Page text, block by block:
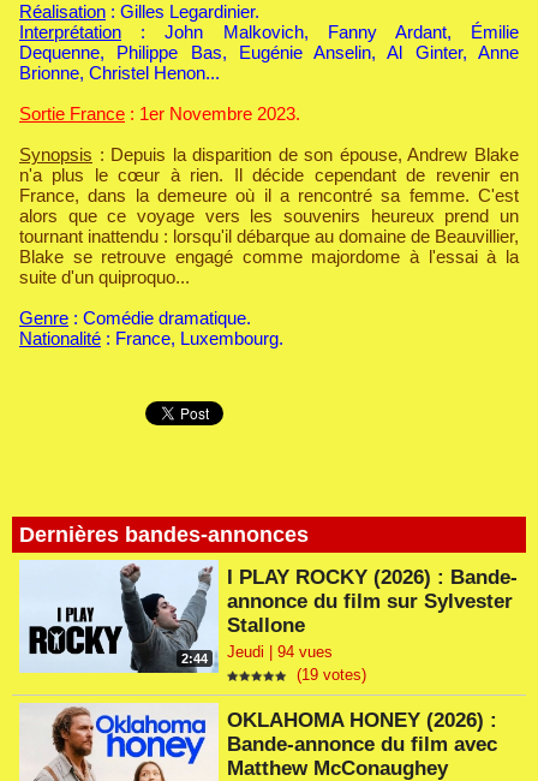
Dernières bandes-annonces
2:44
I PLAY ROCKY (2026) : Bande-
annonce du film sur Sylvester
Stallone
Jeudi | 94 vues
(19 votes)
OKLAHOMA HONEY (2026) :
Bande-annonce du film avec
Matthew McConaughey
Réalisation : Gilles Legardinier.
Interprétation : John Malkovich, Fanny Ardant, Émilie
Dequenne, Philippe Bas, Eugénie Anselin, Al Ginter, Anne
Brionne, Christel Henon...
Sortie France : 1er Novembre 2023.
Synopsis : Depuis la disparition de son épouse, Andrew Blake
n'a plus le cœur à rien. Il décide cependant de revenir en
France, dans la demeure où il a rencontré sa femme. C'est
alors que ce voyage vers les souvenirs heureux prend un
tournant inattendu : lorsqu'il débarque au domaine de Beauvillier,
Blake se retrouve engagé comme majordome à l'essai à la
suite d'un quiproquo...
Genre : Comédie dramatique.
Nationalité : France, Luxembourg.